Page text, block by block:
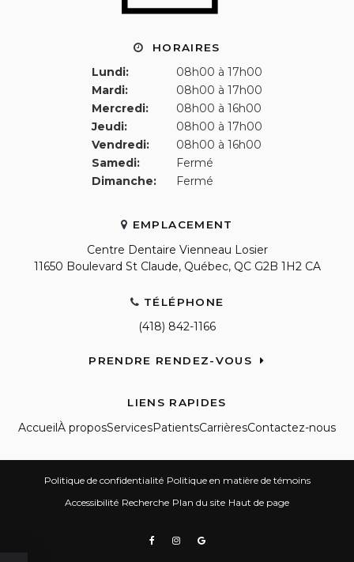
HORAIRES
Lundi:
08h00 à 17h00
Mardi:
08h00 à 17h00
Mercredi:
08h00 à 16h00
Jeudi:
08h00 à 17h00
Vendredi:
08h00 à 16h00
Samedi:
Fermé
Dimanche:
Fermé
EMPLACEMENT
Centre Dentaire Vienneau Losier
11650 Boulevard St Claude Québec QC G2B 1H2 CA
TÉLÉPHONE
(418) 842-1166
PRENDRE RENDEZ-VOUS
LIENS RAPIDES
AccueilÀ proposServicesPatientsCarrièresContactez-nous
Politique de confidentialité Politique en matière de témoins
Accessibilité Recherche Plan du site Haut de page